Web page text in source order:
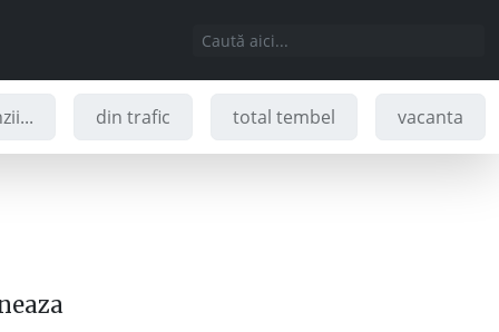
din trafic total tembel vacanta